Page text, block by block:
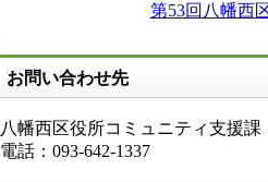
第53回八幡西
お問い合わせ先
八幡西区役所コミュニティ支援課
電話：093-642-1337